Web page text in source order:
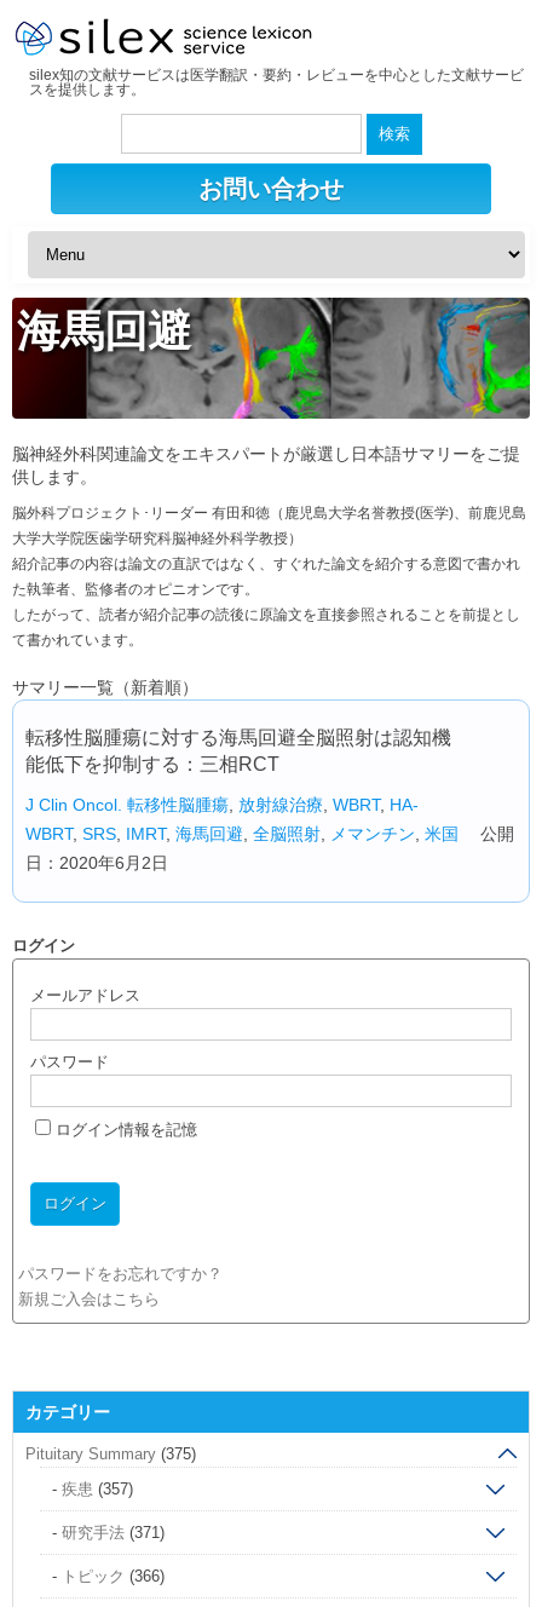
silex知の文献サービスは医学翻訳・要約・レビューを中心とした文献サービ
スを提供します。
検
お問い合わせ
海馬回避
脳神経外科関連論文をエキスパートが厳選し日本語サマリーをご提
供します。
脳外科プロジェクト･リーダー 有田和徳（鹿児島大学名誉教授(医学)、前鹿児島
大学大学院医歯学研究科脳神経外科学教授）
紹介記事の内容は論文の直訳ではなく、すぐれた論文を紹介する意図で書かれ
た執筆者、監修者のオピニオンです。
したがって、読者が紹介記事の読後に原論文を直接参照されることを前提とし
て書かれています。
サマリー一覧（新着順）
転移性脳腫瘍に対する海馬回避全脳照射は認知機
能低下を抑制する：三相RCT
J Clin Oncol. 転移性脳腫瘍 放射線治療 WBRT, HA-
WBRT, SRS IMRT, 海馬回避 全脳照射 メマンチン 米国
公開
日：2020年6月2日
ログイン
メールアドレス
パスワード
ログイン情報を記憶
パスワードをお忘れですか？
新規ご入会はこちら
カテゴリー
Pituitary Summary (375)
疾患 (357)
研究手法 (371)
トピック (366)